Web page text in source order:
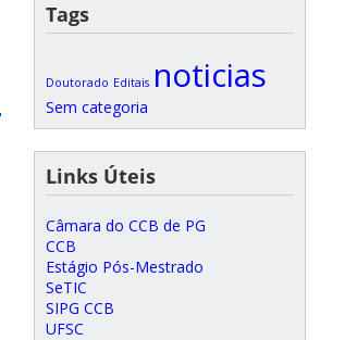
Tags
Doutorado Editais noticias
Sem categoria
Links Úteis
Câmara do CCB de PG
CCB
Estágio Pós-Mestrado
SeTIC
SIPG CCB
UFSC